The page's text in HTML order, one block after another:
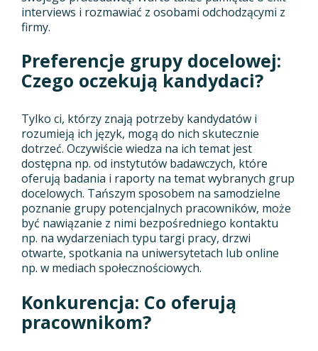
interviews i rozmawiać z osobami odchodzącymi z
firmy.
Preferencje grupy docelowej:
Czego oczekują kandydaci?
Tylko ci, którzy znają potrzeby kandydatów i
rozumieją ich język, mogą do nich skutecznie
dotrzeć. Oczywiście wiedza na ich temat jest
dostępna np. od instytutów badawczych, które
oferują badania i raporty na temat wybranych grup
docelowych. Tańszym sposobem na samodzielne
poznanie grupy potencjalnych pracowników, może
być nawiązanie z nimi bezpośredniego kontaktu
np. na wydarzeniach typu targi pracy, drzwi
otwarte, spotkania na uniwersytetach lub online
np. w mediach społecznościowych.
Konkurencja: Co oferują
pracownikom?